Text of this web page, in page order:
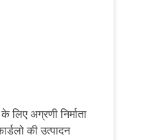
लिए अग्रणी निर्माता
की उत्पादन